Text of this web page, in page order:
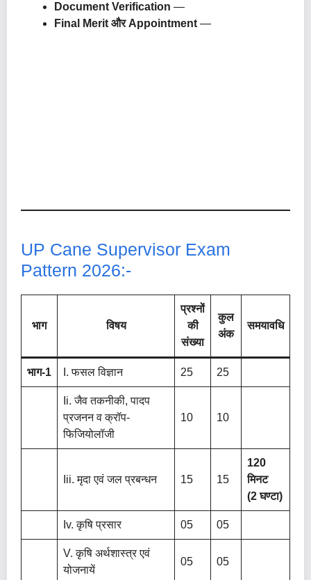
Document Verification —
Final Merit और Appointment —
UP Cane Supervisor Exam
Pattern 2026:-
भाग विषय
प्रश्नों
की
संख्या
कुल
अंक
समयावधि
भाग-1 I. फसल विज्ञान 25 25
Ii. जैव तकनीकी, पादप
प्रजनन व क्रॉप-
फिजियोलॉजी
10 10
Iii. मृदा एवं जल प्रबन्धन 15 15
120
मिनट
(2 घण्टा)
Iv. कृषि प्रसार 05 05
V. कृषि अर्थशास्त्र एवं
योजनायें
05 05